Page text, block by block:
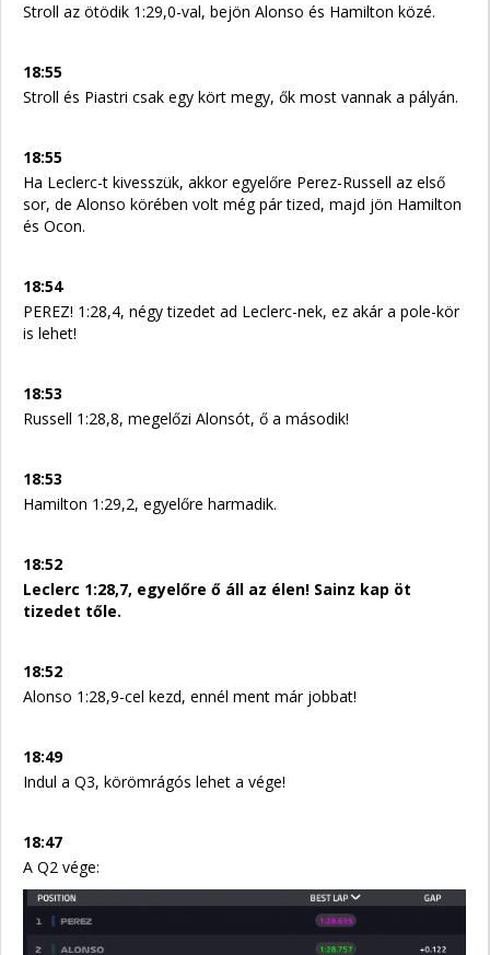
Stroll az ötödik 1:29,0-val, bejön Alonso és Hamilton közé.
18:55
Stroll és Piastri csak egy kört megy, ők most vannak a pályán.
18:55
Ha Leclerc-t kivesszük, akkor egyelőre Perez-Russell az első
sor, de Alonso körében volt még pár tized, majd jön Hamilton
és Ocon.
18:54
PEREZ! 1:28,4, négy tizedet ad Leclerc-nek, ez akár a pole-kör
is lehet!
18:53
Russell 1:28,8, megelőzi Alonsót, ő a második!
18:53
Hamilton 1:29,2, egyelőre harmadik.
18:52
Leclerc 1:28,7, egyelőre ő áll az élen! Sainz kap öt
tizedet tőle.
18:52
Alonso 1:28,9-cel kezd, ennél ment már jobbat!
18:49
Indul a Q3, körömrágós lehet a vége!
18:47
A Q2 vége: